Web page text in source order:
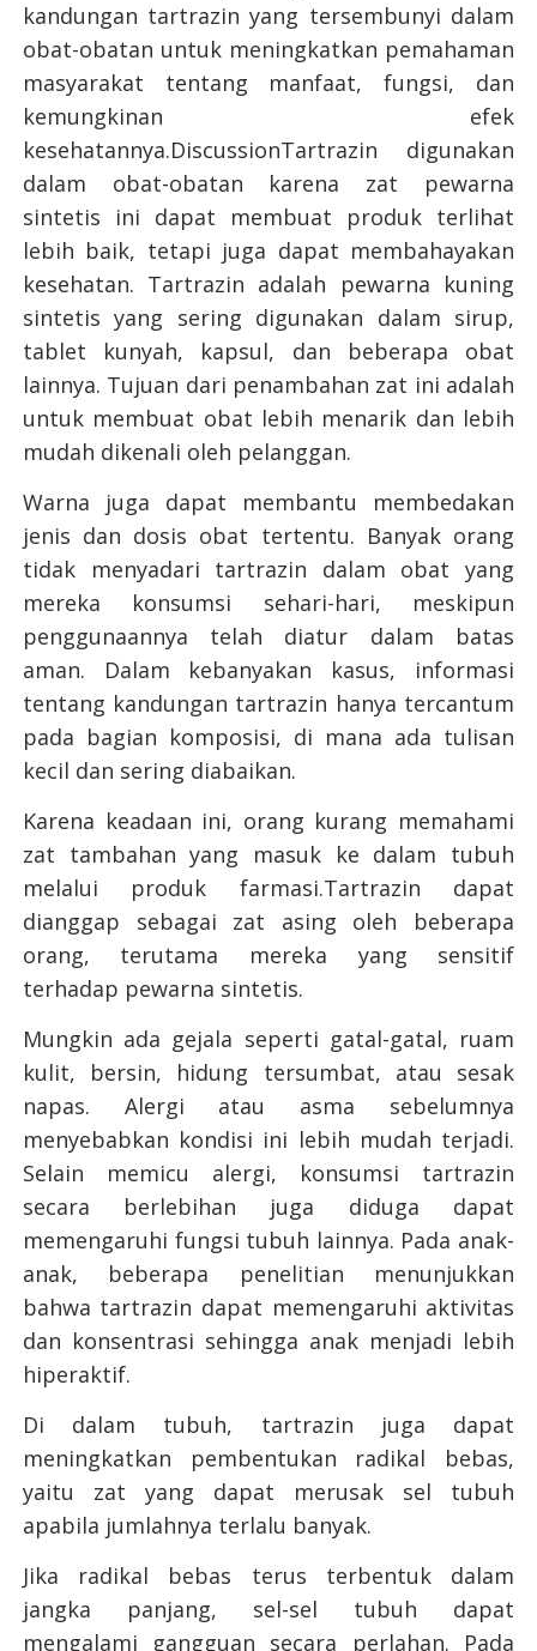
kandungan tartrazin yang tersembunyi dalam
obat-obatan untuk meningkatkan pemahaman
masyarakat tentang manfaat, fungsi, dan
kemungkinan efek
kesehatannya.DiscussionTartrazin digunakan
dalam obat-obatan karena zat pewarna
sintetis ini dapat membuat produk terlihat
lebih baik, tetapi juga dapat membahayakan
kesehatan. Tartrazin adalah pewarna kuning
sintetis yang sering digunakan dalam sirup,
tablet kunyah, kapsul, dan beberapa obat
lainnya. Tujuan dari penambahan zat ini adalah
untuk membuat obat lebih menarik dan lebih
mudah dikenali oleh pelanggan.
Warna juga dapat membantu membedakan
jenis dan dosis obat tertentu. Banyak orang
tidak menyadari tartrazin dalam obat yang
mereka konsumsi sehari-hari, meskipun
penggunaannya telah diatur dalam batas
aman. Dalam kebanyakan kasus, informasi
tentang kandungan tartrazin hanya tercantum
pada bagian komposisi, di mana ada tulisan
kecil dan sering diabaikan.
Karena keadaan ini, orang kurang memahami
zat tambahan yang masuk ke dalam tubuh
melalui produk farmasi.Tartrazin dapat
dianggap sebagai zat asing oleh beberapa
orang, terutama mereka yang sensitif
terhadap pewarna sintetis.
Mungkin ada gejala seperti gatal-gatal, ruam
kulit, bersin, hidung tersumbat, atau sesak
napas. Alergi atau asma sebelumnya
menyebabkan kondisi ini lebih mudah terjadi.
Selain memicu alergi, konsumsi tartrazin
secara berlebihan juga diduga dapat
memengaruhi fungsi tubuh lainnya. Pada anak-
anak, beberapa penelitian menunjukkan
bahwa tartrazin dapat memengaruhi aktivitas
dan konsentrasi sehingga anak menjadi lebih
hiperaktif.
Di dalam tubuh, tartrazin juga dapat
meningkatkan pembentukan radikal bebas,
yaitu zat yang dapat merusak sel tubuh
apabila jumlahnya terlalu banyak.
Jika radikal bebas terus terbentuk dalam
jangka panjang, sel-sel tubuh dapat
mengalami gangguan secara perlahan. Pada